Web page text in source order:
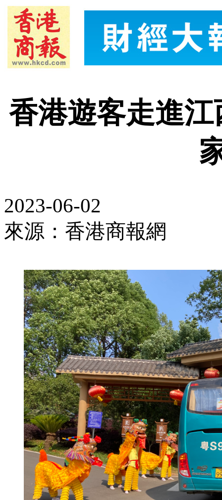
香港遊客走進
2023-06-02
來源：香港商報網